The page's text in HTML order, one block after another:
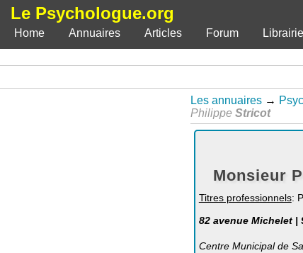
Le Psychologue.org
Home
Annuaires Articles Forum Librairie
Les annuaires →
Philippe Stricot
Monsieur
Titres professionnels:
82 avenue Michelet |
Centre Municipal de